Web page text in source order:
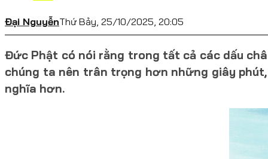
Đại NguyễnThứ Bảy, 25/10/2025, 20:05
Đức Phật có nói rằng trong tất cả các dấu
chúng ta nên trân trọng hơn những giây
nghĩa hơn.